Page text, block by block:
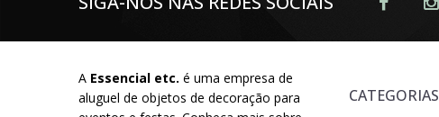
A Essencial etc. é uma empresa de
aluguel de objetos de decoração para
CATEGORIAS